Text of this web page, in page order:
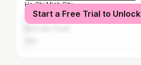
Ho Chi Minh City
Đà Nẵng
Start a Free Trial to Unlock